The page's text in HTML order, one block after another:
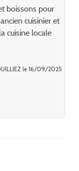
boissons pour
cuisinier et
cuisine locale
le 16/09/2025